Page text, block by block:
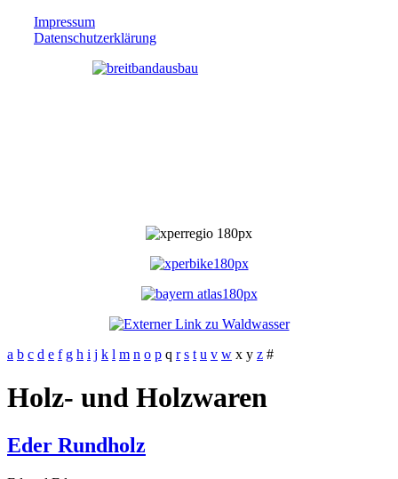
Impressum
Datenschutzerklärung
a b c d e f g h i j k l m n o p q r s t u v w x y z #
Holz- und Holzwaren
Eder Rundholz